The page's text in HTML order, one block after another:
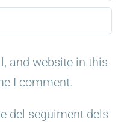
and website in this
I comment.
del seguiment dels